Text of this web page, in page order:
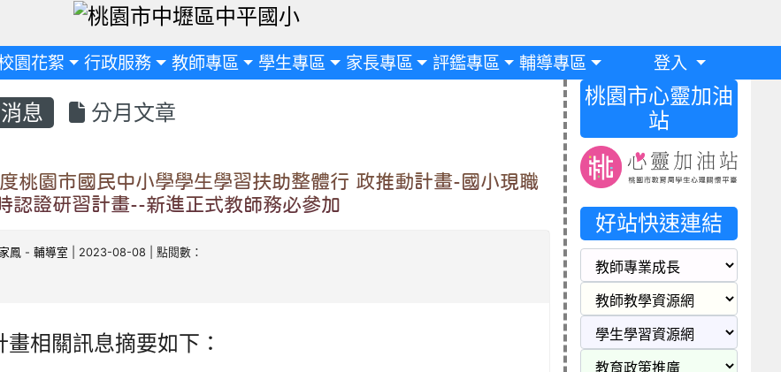
園花絮 行政服務 教師專區 學生專區 家長專區 評鑑專區 輔導專區 登入
息 分月文章
桃園市國民中小學學生學習扶助整體行 政推動計畫-國小現職
認證研習計畫--新進正式教師務必參加
鳳 -輔導室 | 2023-08-08 | 點閱數：
畫相關訊息摘要如下：
桃園市心靈加油
站
好站快速連結